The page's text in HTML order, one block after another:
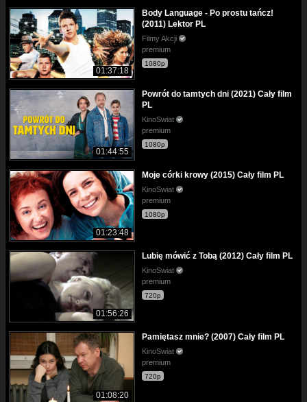
01:37:18
Body Language - Po prostu tańcz!
(2011) Lektor PL
Filmy Akcji
premium
1080p
01:44:55
Powrót do tamtych dni (2021) Cały film
PL
KinoSwiat
premium
1080p
01:23:48
Moje córki krowy (2015) Cały film PL
KinoSwiat
premium
1080p
01:56:26
Lubię mówić z Tobą (2012) Cały film PL
KinoSwiat
premium
720p
01:08:20
Pamiętasz mnie? (2007) Cały film PL
KinoSwiat
premium
720p